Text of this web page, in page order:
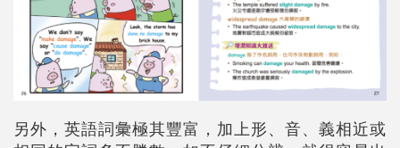
另外，英語詞彙極其豐富，加上形、音、義相近或